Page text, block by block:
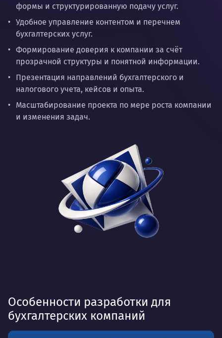
формы и структурированную подачу услуг.
Удобное управление контентом и перечнем
бухгалтерских услуг.
Формирование доверия к компании за счёт
прозрачной структуры и понятной информации.
Презентация направлений бухгалтерского и
налогового учета, кейсов и опыта.
Масштабирование проекта по мере роста компании
и изменения задач.
Особенности разработки для
бухгалтерских компаний